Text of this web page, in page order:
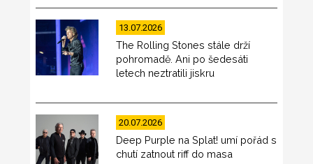
13.07.2026
The Rolling Stones stále drží
pohromadě. Ani po šedesáti
letech neztratili jiskru
20.07.2026
Deep Purple na Splat! umí pořád s
chutí zatnout riff do masa